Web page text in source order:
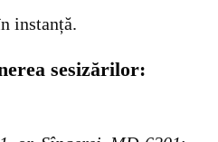
instanță.
sesizărilor: